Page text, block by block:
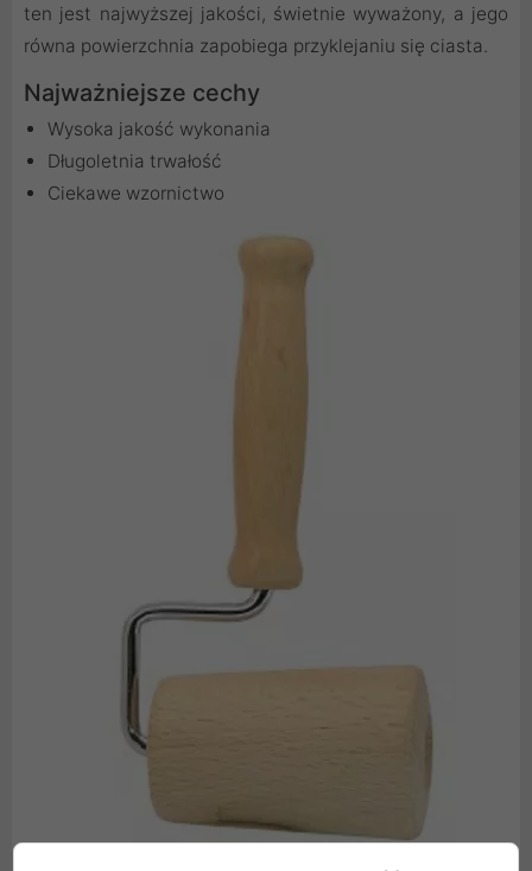
ten jest najwyższej jakości, świetnie wyważony, a jego
równa powierzchnia zapobiega przyklejaniu się ciasta.
Najważniejsze cechy
Wysoka jakość wykonania
Długoletnia trwałość
Ciekawe wzornictwo